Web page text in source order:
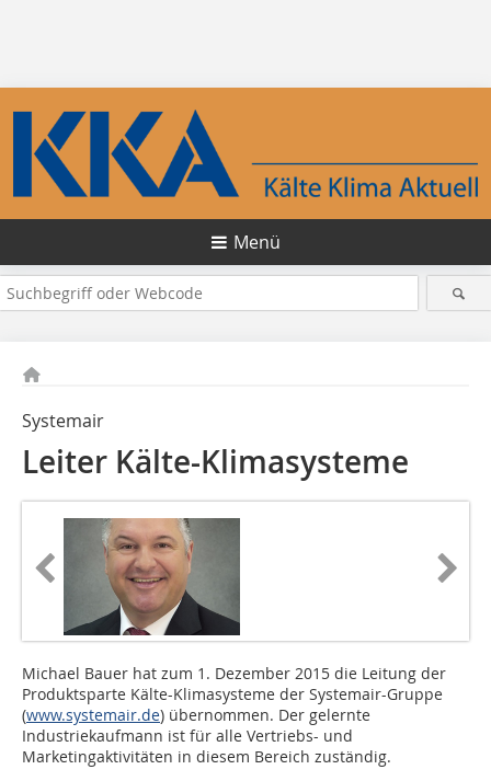
Menü
Systemair
Leiter Kälte-Klimasysteme
Michael Bauer hat zum 1. Dezember 2015 die Leitung der
Produktsparte Kälte-Klimasysteme der Systemair-Gruppe
(www.systemair.de) übernommen. Der gelernte
Industriekaufmann ist für alle Vertriebs- und
Marketingaktivitäten in diesem Bereich zuständig.